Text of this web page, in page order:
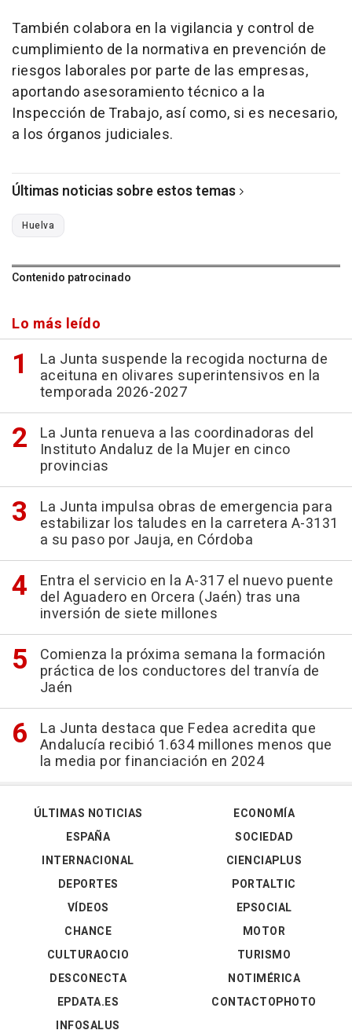
También colabora en la vigilancia y control de
cumplimiento de la normativa en prevención de
riesgos laborales por parte de las empresas,
aportando asesoramiento técnico a la
Inspección de Trabajo, así como, si es necesario,
a los órganos judiciales.
Últimas noticias sobre estos temas
Huelva
Contenido patrocinado
Lo más leído
La Junta suspende la recogida nocturna de
aceituna en olivares superintensivos en la
temporada 2026-2027
La Junta renueva a las coordinadoras del
Instituto Andaluz de la Mujer en cinco
provincias
La Junta impulsa obras de emergencia para
estabilizar los taludes en la carretera A-3131
a su paso por Jauja, en Córdoba
Entra el servicio en la A-317 el nuevo puente
del Aguadero en Orcera (Jaén) tras una
inversión de siete millones
Comienza la próxima semana la formación
práctica de los conductores del tranvía de
Jaén
La Junta destaca que Fedea acredita que
Andalucía recibió 1.634 millones menos que
la media por financiación en 2024
ÚLTIMAS NOTICIAS
ESPAÑA
INTERNACIONAL
DEPORTES
VÍDEOS
ECONOMÍA
SOCIEDAD
CIENCIAPLUS
PORTALTIC
EPSOCIAL
CHANCE
CULTURAOCIO
DESCONECTA
EPDATA.ES
INFOSALUS
MOTOR
TURISMO
NOTIMÉRICA
CONTACTOPHOTO